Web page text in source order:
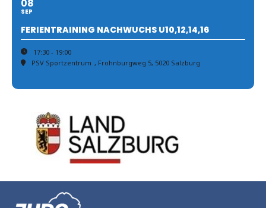
08
SEP
FERIENTRAINING NACHWUCHS U10,12,14,16
17:30 - 19:00
PSV Sportzentrum , Frohnburgweg 5, 5020 Salzburg